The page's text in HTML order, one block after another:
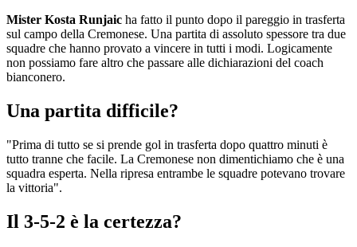
Mister Kosta Runjaic ha fatto il punto dopo il pareggio in trasferta
sul campo della Cremonese. Una partita di assoluto spessore tra due
squadre che hanno provato a vincere in tutti i modi. Logicamente
non possiamo fare altro che passare alle dichiarazioni del coach
bianconero.
Una partita difficile?
"Prima di tutto se si prende gol in trasferta dopo quattro minuti è
tutto tranne che facile. La Cremonese non dimentichiamo che è una
squadra esperta. Nella ripresa entrambe le squadre potevano trovare
la vittoria".
Il 3-5-2 è la certezza?